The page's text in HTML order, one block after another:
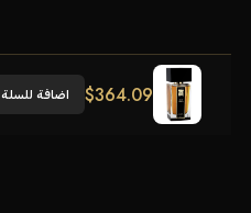
$364.09 اضافة للسلة